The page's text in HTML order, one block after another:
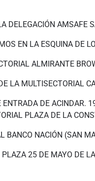
DELEGACIÓN AMSAFE
EN LA ESQUINA DE
ALMIRANTE
LA MULTISECTORIAL
DE ACINDAR.
PLAZA DE LA
NACIÓN (SAN
25 DE MAYO DE